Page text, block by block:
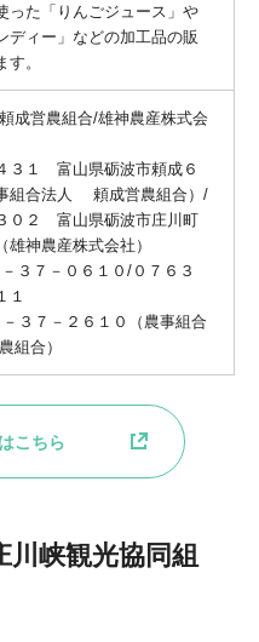
った「りんごジュース」や
ディー」などの加工品の販
。
成営農組合/雄神農産株式会
３１ 富山県砺波市頼成６
組合法人 頼成営農組合）/
０２ 富山県砺波市庄川町
雄神農産株式会社）
３７－０６１０/０７６３
１
３７－２６１０（農事組合
合）
こちら
峡観光協同組